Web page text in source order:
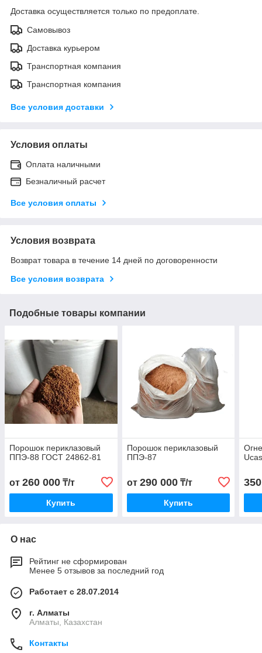
Доставка осуществляется только по предоплате.
Самовывоз
Доставка курьером
Транспортная компания
Транспортная компания
Все условия доставки
Условия оплаты
Оплата наличными
Безналичный расчет
Все условия оплаты
Условия возврата
Возврат товара в течение 14 дней по договоренности
Все условия возврата
Подобные товары компании
Порошок периклазовый
ППЭ-88 ГОСТ 24862-81
от 260 000 ₸/т
Купить
Порошок периклазовый
ППЭ-87
от 290 000₸/т
Купить
О нас
Рейтинг не сформирован
Менее 5 отзывов за последний год
Работает с 28.07.2014
г. Алматы
Алматы, Казахстан
Контакты